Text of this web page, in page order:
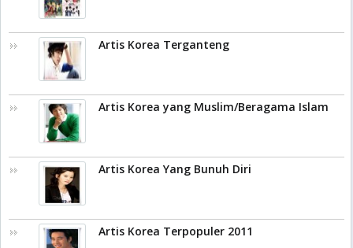
Artis Korea Terganteng
Artis Korea yang Muslim/Beragama Islam
Artis Korea Yang Bunuh Diri
Artis Korea Terpopuler 2011